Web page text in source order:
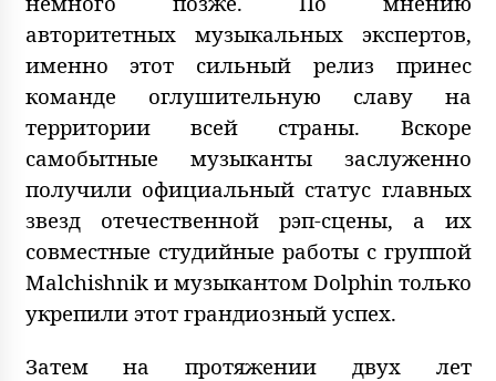
авторитетных музыкальных экспертов,
именно этот сильный релиз принес
команде оглушительную славу на
территории всей страны. Вскоре
самобытные музыканты заслуженно
получили официальный статус главных
звезд отечественной рэп-сцены, а их
совместные студийные работы с группой
Malchishnik и музыкантом Dolphin только
укрепили этот грандиозный успех.
Затем на протяжении двух лет